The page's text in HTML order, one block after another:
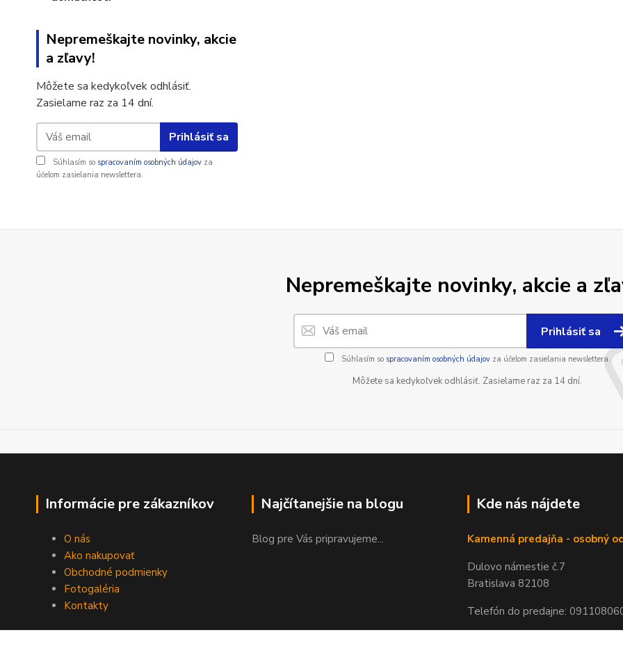
Nepremeškajte novinky, akcie
a zľavy!
Môžete sa kedykoľvek odhlásiť.
Zasielame raz za 14 dní.
Prihlásiť sa
Súhlasím so spracovaním osobných údajov za
účelom zasielania newslettera.
Nepremeškajte novinky, akcie a
Prihlásiť sa
Súhlasím so spracovaním osobných údajovza účelom zasielania newslettera.
Môžete sa kedykoľvek odhlásiť. Zasielame raz za 14 dní.
Informácie pre zákazníkov
O nás
Ako nakupovať
Obchodné podmienky
Fotogaléria
Kontakty
Najčítanejšie na blogu
Blog pre Vás pripravujeme...
Kde nás nájdete
Kamenná predajňa - osobný
Dulovo námestie č.7
Bratislava 82108
Telefón do predajne: